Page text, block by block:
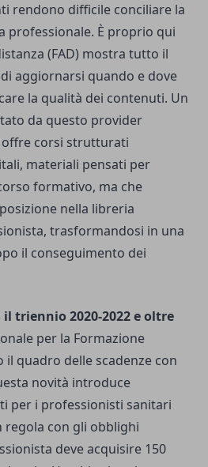
rendono difficile conciliare la
professionale. È proprio qui
(FAD) mostra tutto il
aggiornarsi quando e dove
la qualità dei contenuti. Un
da questo provider
offre corsi strutturati
materiali pensati per
formativo, ma che
nella libreria
trasformandosi in una
il conseguimento dei
triennio 2020-2022 e oltre
per la Formazione
quadro delle scadenze con
novità introduce
per i professionisti sanitari
regola con gli obblighi
deve acquisire 150